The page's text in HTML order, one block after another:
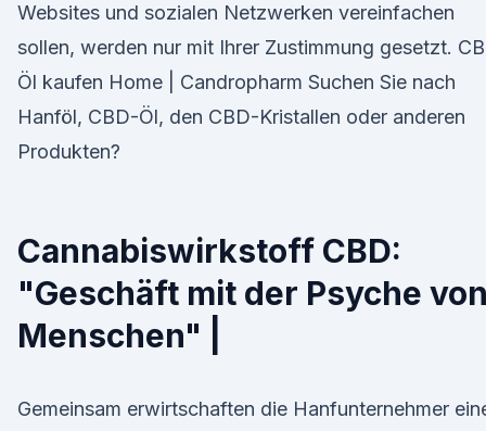
Websites und sozialen Netzwerken vereinfachen
sollen, werden nur mit Ihrer Zustimmung gesetzt.
Öl kaufen Home | Candropharm Suchen Sie nach
Hanföl, CBD-Öl, den CBD-Kristallen oder anderen
Produkten?
Cannabiswirkstoff CBD:
"Geschäft mit der Psyche von
Menschen" |
Gemeinsam erwirtschaften die Hanfunternehmer